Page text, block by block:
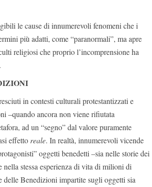
le cause di innumerevoli fenomeni che i
più adatti, come “paranormali”, ma apre
religiosi che proprio l’incomprensione ha
in contesti culturali protestantizzati e
–quando ancora non viene rifiutata
ad un “segno” dal valore puramente
effetto reale. In realtà, innumerevoli vicende
oggetti benedetti –sia nelle storie dei
stessa esperienza di vita di milioni di
Benedizioni impartite sugli oggetti sia